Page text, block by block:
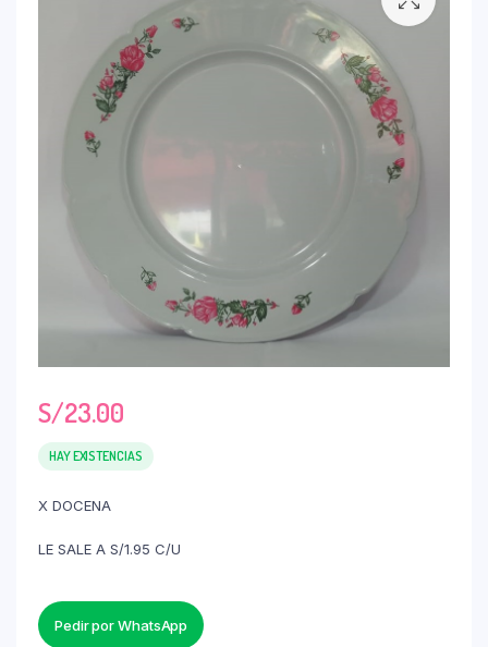
S/23.00
HAY EXISTENCIAS
X DOCENA
LE SALE A S/1.95 C/U
Pedir por WhatsApp